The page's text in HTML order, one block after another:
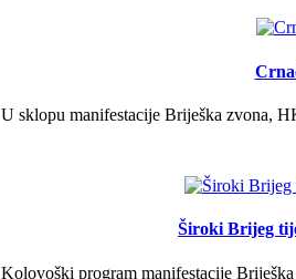
U sklopu manifestacije Briješka zvona,
Široki Brijeg
Kolovoški program manifestacije